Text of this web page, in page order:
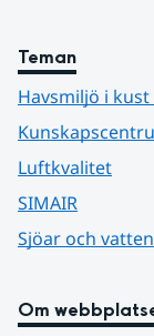
Teman
Havsmiljö i
Luftkvalitet
SIMAIR
Sjöar och
Om